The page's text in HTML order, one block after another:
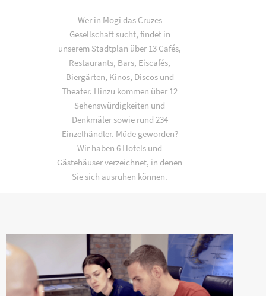
Wer in Mogi das Cruzes
Gesellschaft sucht, findet in
unserem Stadtplan über 13 Cafés,
Restaurants, Bars, Eiscafés,
Biergärten, Kinos, Discos und
Theater. Hinzu kommen über 12
Sehenswürdigkeiten und
Denkmäler sowie rund 234
Einzelhändler. Müde geworden?
Wir haben 6 Hotels und
Gästehäuser verzeichnet, in denen
Sie sich ausruhen können.